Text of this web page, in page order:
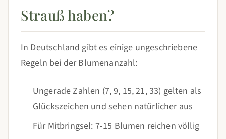
Strauß haben?
In Deutschland gibt es einige ungeschriebene
Regeln bei der Blumenanzahl:
Ungerade Zahlen (7, 9, 15, 21, 33) gelten als
Glückszeichen und sehen natürlicher aus
Für Mitbringsel: 7-15 Blumen reichen völlig